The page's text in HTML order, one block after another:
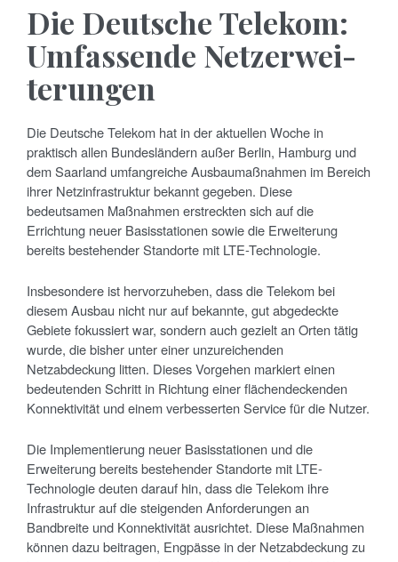
Die Deut­sche Telekom:
Umfassende Netz­erwei­
terungen
Die Deutsche Telekom hat in der aktuellen Woche in
praktisch allen Bundesländern außer Berlin, Hamburg und
dem Saarland umfangreiche Ausbaumaßnahmen im Bereich
ihrer Netzinfrastruktur bekannt gegeben. Diese
bedeutsamen Maßnahmen erstreckten sich auf die
Errichtung neuer Basisstationen sowie die Erweiterung
bereits bestehender Standorte mit LTE-Technologie.
Insbesondere ist hervorzuheben, dass die Telekom bei
diesem Ausbau nicht nur auf bekannte, gut abgedeckte
Gebiete fokussiert war, sondern auch gezielt an Orten tätig
wurde, die bisher unter einer unzureichenden
Netzabdeckung litten. Dieses Vorgehen markiert einen
bedeutenden Schritt in Richtung einer flächendeckenden
Konnektivität und einem verbesserten Service für die Nutzer.
Die Implementierung neuer Basisstationen und die
Erweiterung bereits bestehender Standorte mit LTE-
Technologie deuten darauf hin, dass die Telekom ihre
Infrastruktur auf die steigenden Anforderungen an
Bandbreite und Konnektivität ausrichtet. Diese Maßnahmen
können dazu beitragen, Engpässe in der Netzabdeckung zu